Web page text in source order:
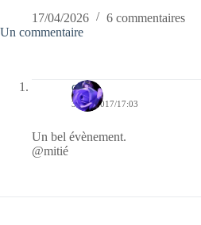
17/04/2026
6 commentaires
Un commentaire
covix
30/07/2017/17:03
Un bel évènement.
@mitié